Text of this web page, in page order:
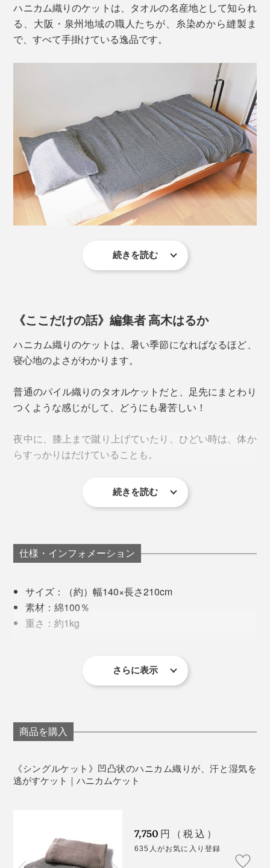
私たちは、寝ている間にコップ一杯分の汗（約200ml）
をかくと言われますが、寝汗をかくことで体温が下がっ
て、深く眠れるそう。
ハニカム織りのタオルケットなら、汗をドンドン吸って
は放出。さらに、ハニカム構造のくぼみが、ほどよく空
夏は、このケット1枚で。ほかの季節は肌掛けとして。
一年中、心地よい寝心地で、深い眠りへ誘ってくれま
す。
ハニカム織りのケットは、タオルの名産地として知られ
る、大阪・泉州地域の職人たちが、糸染めから縫製ま
で、すべて手掛けている逸品です。
素肌に掛けても、しっくりなじんで気持ちいい……“泉
タオルや寝具づくりに欠かせない、豊かな水資源に恵まれている大阪・泉州地域
織りやすくするために、糊づけ加工をするもの。
トもパリッとした肌触りのものも多いですが、本品は、
熟睡のために、ひと手間を加えています。
に、タンブラー乾燥することで、風合いもアップ。
続きを読む
《ここだけの話》編集者 高木はるか
ハニカム織りのケットは、暑い季節になればなるほど、
寝心地のよさがわかります。
普通のパイル織りのタオルケットだと、足先にまとわり
つくような感じがして、どうにも暑苦しい！
夜中に、膝上まで蹴り上げていたり、ひどい時は、体か
らすっかりはだけていることも。
明け方には、足や腕がすっかり冷えきって、目が覚める
このケットは、何度も洗ったような綿の柔らかさと、ま
るで麻のサラサラ感を持った、とびっきりの寝心地。
熱帯夜に、つま先まですっぽり覆っても、暑苦しさをあ
まり感じません。
に、冷えで目が覚めてしまうこともなくなりました。
もう3年以上使っていますが、これからの夏も、このケ
続きを読む
仕様・インフォメーション
サイズ：（約）幅140×長さ210cm
素材：綿100％
重さ：約1kg
さらに表示
商品を購入
《シングルケット》凹凸状のハニカム織りが、汗と湿気を
逃がすケット｜ハニカムケット
7,750 円（税込）
635人がお気に入り登録